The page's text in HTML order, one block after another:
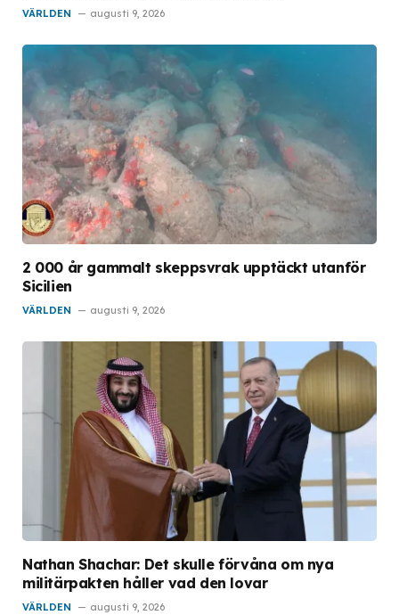
VÄRLDEN augusti 9, 2026
2 000 år gammalt skeppsvrak upptäckt utanför
Sicilien
VÄRLDEN augusti 9, 2026
Nathan Shachar: Det skulle förvåna om nya
militärpakten håller vad den lovar
VÄRLDEN augusti 9, 2026